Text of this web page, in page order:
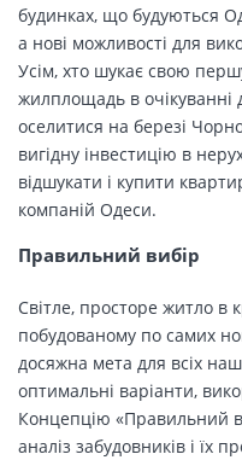
будинках, що будуються
а нові можливості для
Усім, хто шукає свою
жилплощадь в очікуванні
оселитися на березі
вигідну інвестицію в
відшукати і купити
компаній Одеси.
Правильний вибір
Світле, просторе житло в
побудованому по самих
досяжна мета для всіх
оптимальні варіанти,
Концепцію «Правильний
аналіз забудовників і їх